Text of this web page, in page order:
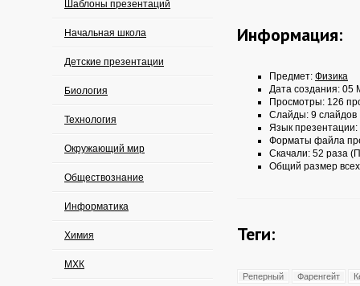
Шаблоны презентаций
Начальная школа
Детские презентации
Биология
Технология
Окружающий мир
Обществознание
Информатика
Химия
МХК
Информация:
Предмет: Физика
Дата создания: 05
Просмотры: 126
Слайды: 9 слайдов
Язык презентации:
Форматы файла
Скачали: 52 раза
Общий размер
Теги:
Реперный Фаренгейт